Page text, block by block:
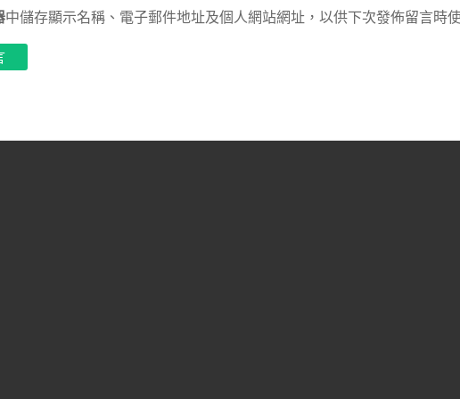
中儲存顯示名稱、電子郵件地址及個人網站網址，以供下次發佈留言時